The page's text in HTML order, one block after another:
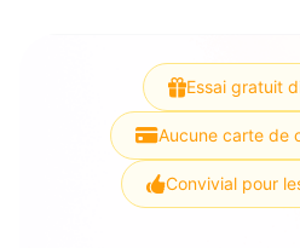
Essai gratuit
Aucune carte de
Convivial pour